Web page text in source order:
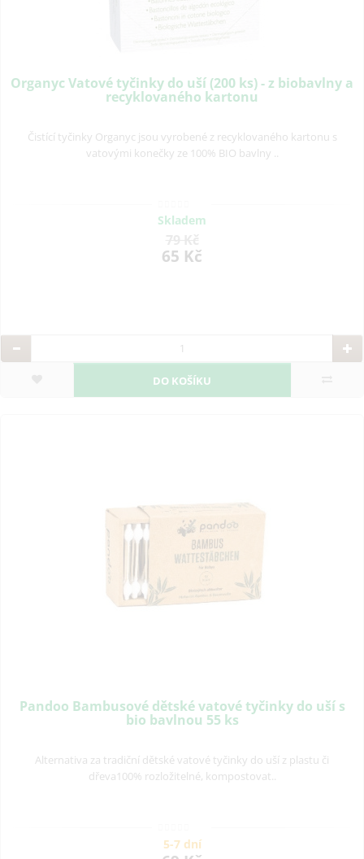
Organyc Vatové tyčinky do uší (200 ks) - z biobavlny a
recyklovaného kartonu
Čistící tyčinky Organyc jsou vyrobené z recyklovaného kartonu s
vatovými konečky ze 100% BIO bavlny ..
Skladem
65 Kč
DO KOŠÍKU
Pandoo Bambusové dětské vatové tyčinky do uší s
bio bavlnou 55 ks
Alternativa za tradiční dětské vatové tyčinky do uší z plastu či
dřeva100% rozložitelné, kompostovat..
5-7 dní